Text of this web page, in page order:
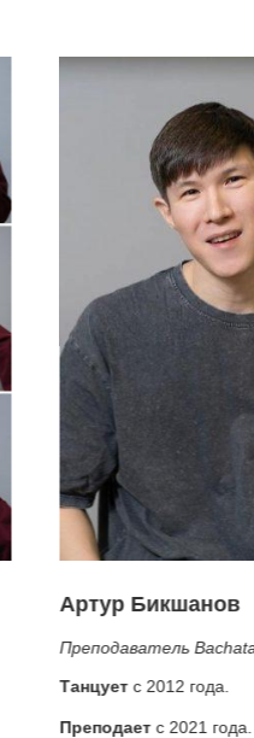
Артур Бикшанов
Преподаватель Bachata
Танцуетс 2012 года.
Преподаетс 2021 года.